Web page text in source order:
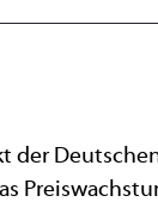
der